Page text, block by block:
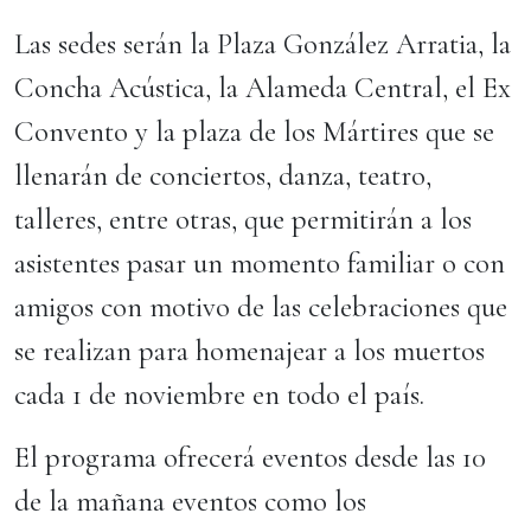
Las sedes serán la Plaza González Arratia, la
Concha Acústica, la Alameda Central, el Ex
Convento y la plaza de los Mártires que se
llenarán de conciertos, danza, teatro,
talleres, entre otras, que permitirán a los
asistentes pasar un momento familiar o con
amigos con motivo de las celebraciones que
se realizan para homenajear a los muertos
cada 1 de noviembre en todo el país.
El programa ofrecerá eventos desde las 10
de la mañana eventos como los